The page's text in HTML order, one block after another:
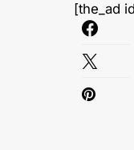
[the_ad